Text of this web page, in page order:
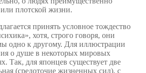
плотской жизни.
принять условное тождество
хотя, строго говоря, они
одно к другому. Для иллюстрации
о душе в некоторых мировых
Так, для японцев существует две
(средоточие жизненных сил), с